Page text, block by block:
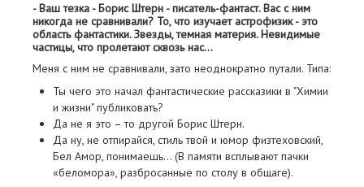
- Ваш тезка - Борис Штерн - писатель-фантаст. Вас с ним
никогда не сравнивали? То, что изучает астрофизик - это
область фантастики. Звезды, темная материя. Невидимые
частицы, что пролетают сквозь нас...
Меня с ним не сравнивали, зато неоднократно путали. Типа:
Ты чего это начал фантастические рассказики в "Химии
и жизни" публиковать?
Да не я это – то другой Борис Штерн.
Да ну, не отпирайся, стиль твой и юмор физтеховский,
Бел Амор, понимаешь… (В памяти всплывают пачки
«беломора», разбросанные по столу в общаге).